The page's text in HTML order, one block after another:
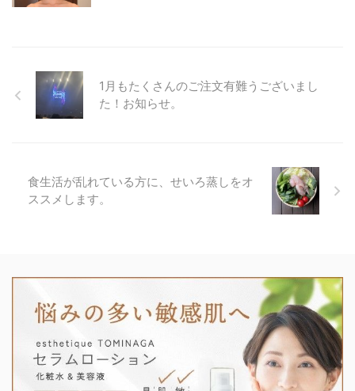
1月もたくさんのご注文有難うございまし
た！お知らせ。
食生活が乱れている方に、せいろ蒸しをオ
ススメします。